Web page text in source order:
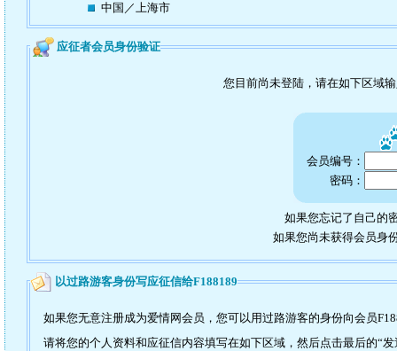
中国／上海市
应征者会员身份验证
您目前尚未登陆，请在如下区域
会员编号：
密码：
如果您忘记了自己的
如果您尚未获得会员身
以过路游客身份写应征信给F188189
如果您无意注册成为爱情网会员，您可以用过路游客的身份向会员
请将您的个人资料和应征信内容填写在如下区域，然后点击最后的“